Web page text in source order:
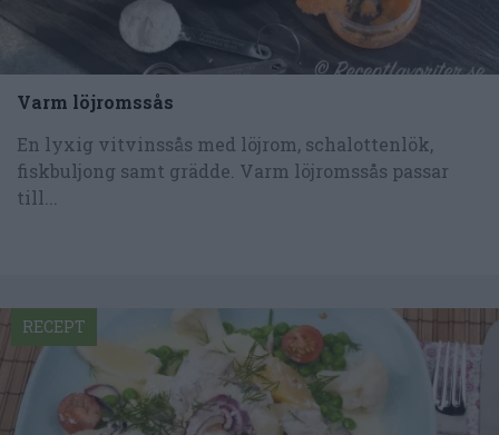
Varm löjromssås
En lyxig vitvinssås med löjrom, schalottenlök,
fiskbuljong samt grädde. Varm löjromssås passar
till...
RECEPT